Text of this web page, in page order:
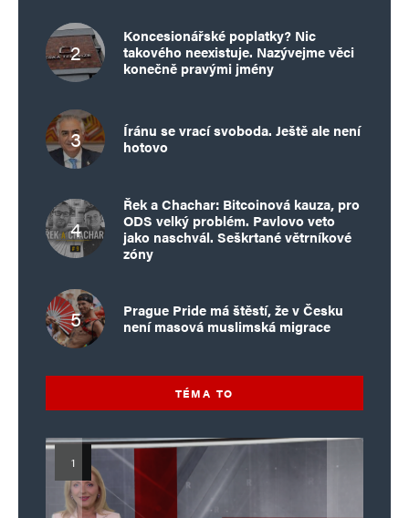
Koncesionářské poplatky? Nic
takového neexistuje. Nazývejme věci
konečně pravými jmény
Íránu se vrací svoboda. Ještě ale není
hotovo
Řek a Chachar: Bitcoinová kauza, pro
ODS velký problém. Pavlovo veto
jako naschvál. Seškrtané větrníkové
zóny
Prague Pride má štěstí, že v Česku
není masová muslimská migrace
TÉMA TO